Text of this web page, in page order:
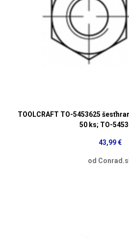
TOOLCRAFT TO-5453625
50 ks; TO-
43,99 €
od